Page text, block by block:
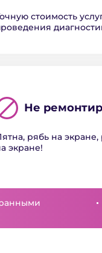
стоимость
Не
рябь на экране,
экране!